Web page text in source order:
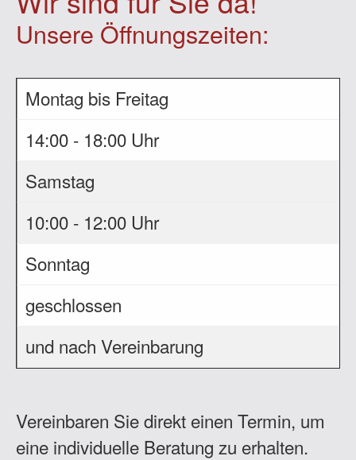
Unsere Öffnungszeiten:
Montag bis Freitag
14:00 - 18:00 Uhr
Samstag
10:00 - 12:00 Uhr
Sonntag
geschlossen
und nach Vereinbarung
Vereinbaren Sie direkt einen Termin, um
eine individuelle Beratung zu erhalten.